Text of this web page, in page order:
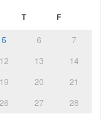
T F
5 6
7
12 13
14
19 20
21
26 27
28